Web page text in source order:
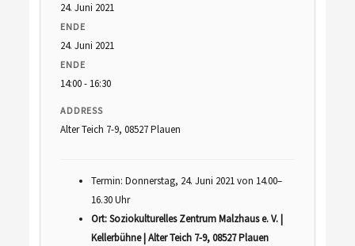
24. Juni 2021
ENDE
24. Juni 2021
ENDE
14:00 - 16:30
ADDRESS
Alter Teich 7-9, 08527 Plauen
Termin: Donnerstag, 24. Juni 2021 von 14.00–
16.30 Uhr
Ort: Soziokulturelles Zentrum Malzhaus e. V. |
Kellerbühne | Alter Teich 7-9, 08527 Plauen